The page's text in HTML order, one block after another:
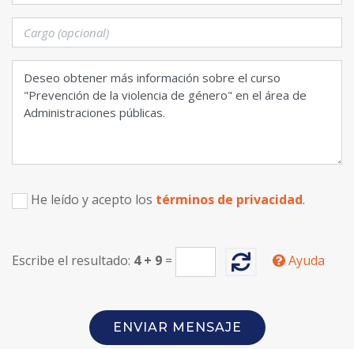
He leído y acepto los términos de privacidad.
Escribe el resultado: 4+ 9 = Ayuda
ENVIAR MENSAJE